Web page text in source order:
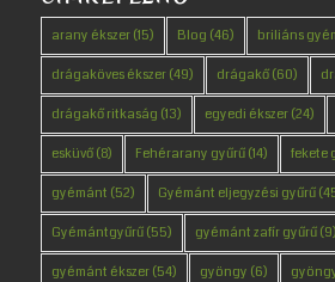
arany ékszer(15) Blog (46) briliáns
drágaköves ékszer(49) drágakő(60)
drágakő ritkaság (13) egyedi ékszer(24)
esküvő(8) Fehérarany gyűrű(14) fekete
gyémánt (52) Gyémánt eljegyzési gyűrű
Gyémántgyűrű(55) gyémánt zafír gyűrű(9)
gyémánt ékszer(54) gyöngy (6)